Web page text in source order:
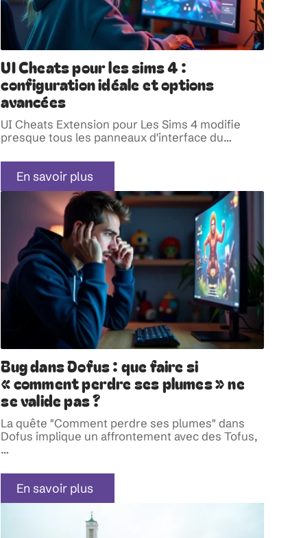
UI Cheats pour les sims 4 :
configuration idéale et options
avancées
UI Cheats Extension pour Les Sims 4 modifie
presque tous les panneaux d'interface du…
En savoir plus
Bug dans Dofus : que faire si
« comment perdre ses plumes » ne
se valide pas ?
La quête "Comment perdre ses plumes" dans
Dofus implique un affrontement avec des Tofus,
…
En savoir plus